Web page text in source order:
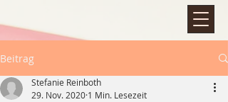
Beitrag
Stefanie Reinboth
29. Nov. 2020 1 Min. Lesezeit